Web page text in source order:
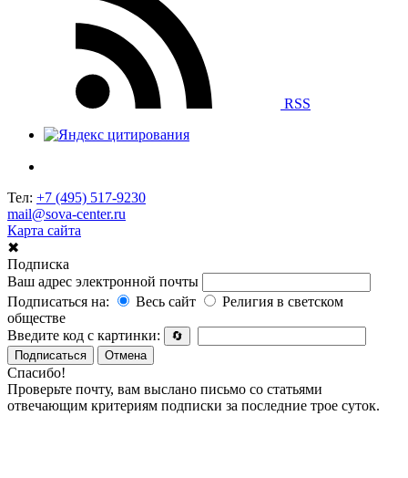
RSS
Тел: +7 (495) 517-9230
mail@sova-center.ru
Карта сайта
✖
Подписка
Ваш адрес электронной почты
Подписаться на:
Весь сайт
Религия в светском
обществе
Введите код с картинки:
🔄
Подписаться
Отмена
Спасибо!
Проверьте почту, вам выслано письмо со статьями
отвечающим критериям подписки за последние трое суток.